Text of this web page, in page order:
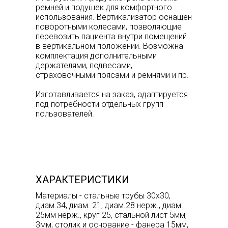
ремней и подушек для комфортного
использования. Вертикализатор оснащен
поворотными колесами, позволяющие
перевозить пациента внутри помещений
в вертикальном положении. Возможна
комплектация дополнительными
держателями, подвесами,
страховочными поясами и ремнями и пр.
Изготавливается на заказ, адаптируется
под потребности отдельных групп
пользователей.
ХАРАКТЕРИСТИКИ
Материалы - стальные трубы 30х30,
диам.34, диам. 21, диам.28 нерж., диам.
25мм нерж., круг 25, стальной лист 5мм,
3мм, столик и основание - фанера 15мм,